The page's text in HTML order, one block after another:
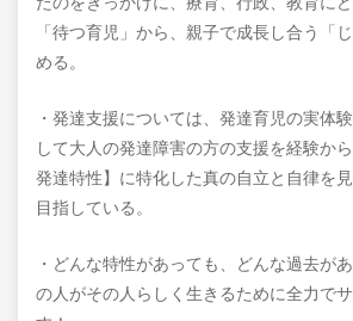
「待つ育児」から、親子で成長し合う「
める。
・発達支援については、発達育児の実体
して大人の発達障害の方の支援を経験か
発達特性】に特化した真の自立と自律を
目指している。
・どんな特性があっても、どんな過去が
の人がその人らしく生きるために全力で